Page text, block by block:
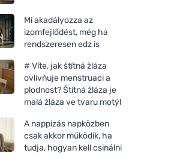
Mi akadályozza az
izomfejlődést, még ha
rendszeresen edz is
# Víte, jak štítná žláza
ovlivňuje menstruaci a
plodnost? Štítná žláza je
malá žláza ve tvaru motýl
A nappizás napközben
csak akkor működik, ha
tudja, hogyan kell csinálni